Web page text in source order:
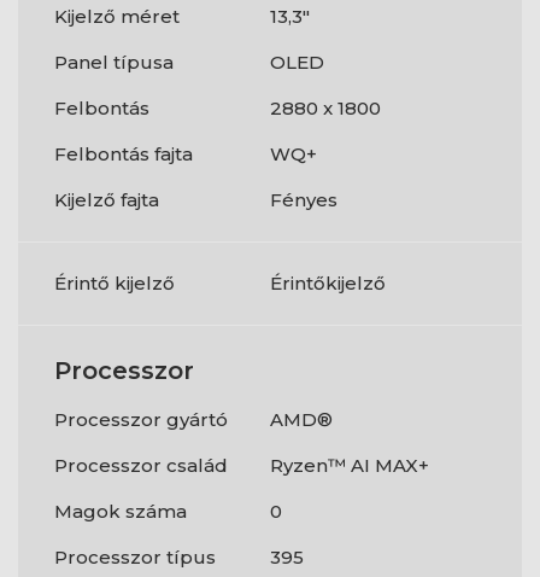
Kijelző méret
13,3"
Panel típusa
OLED
Felbontás
2880 x 1800
Felbontás fajta
WQ+
Kijelző fajta
Fényes
Érintő kijelző Érintőkijelző
Processzor
Processzor gyártó
AMD®
Processzor család
Ryzen™ AI MAX+
Magok száma
0
Processzor típus
395